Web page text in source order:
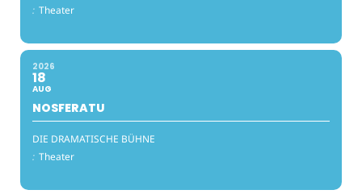
: Theater
2026
18
AUG
NOSFERATU
DIE DRAMATISCHE BÜHNE
: Theater